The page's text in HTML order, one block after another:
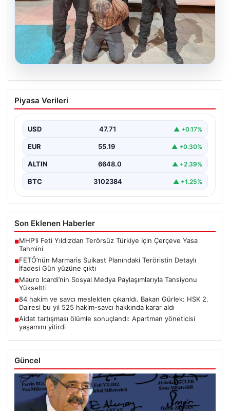
05.08.2026
FETÖ’nün Marmaris Suikast Planındaki
Teröristin Detaylı İfadesi Gün yüzüne
15 Temmuz 2016 darbe girişimi sırasında
planlanan suikast girişiminin…
Piyasa Verileri
USD 47.71 ▲ +0.17%
EUR 55.19 ▲ +0.30%
ALTIN 6648.0 ▲ +2.39%
BTC 3102384 ▲ +1.25%
Son Eklenen Haberler
■MHP’li Feti Yıldız’dan Terörsüz Türkiye İçin Çerçeve Yasa
Tahmini
■FETÖ’nün Marmaris Suikast Planındaki Teröristin Detaylı
İfadesi Gün yüzüne çıktı
■Mauro Icardi’nin Sosyal Medya Paylaşımlarıyla Tansiyonu
Yükseltti
■84 hakim ve savcı meslekten çıkarıldı. Bakan Gürlek: HSK 2.
Dairesi bu yıl 525 hakim-savcı hakkında karar aldı
■Aidat tartışması ölümle sonuçlandı: Apartman yöneticisi
yaşamını yitirdi
Güncel